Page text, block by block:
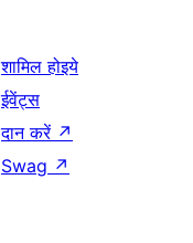
शामिल होइये
ईवेंट्स
दान करें ↗
Swag ↗